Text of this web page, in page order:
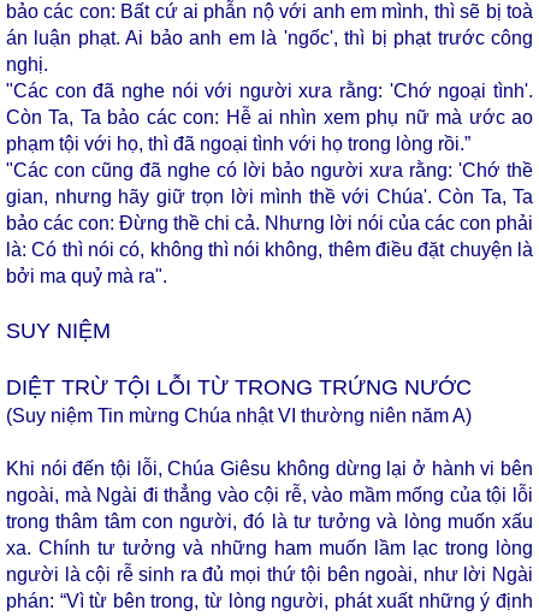
bảo các con: Bất cứ ai phẫn nộ với anh em mình, thì sẽ bị toà
án luận phạt. Ai bảo anh em là 'ngốc', thì bị phạt trước công
nghị.
"Các con đã nghe nói với người xưa rằng: 'Chớ ngoại tình'.
Còn Ta, Ta bảo các con: Hễ ai nhìn xem phụ nữ mà ước ao
phạm tội với họ, thì đã ngoại tình với họ trong lòng rồi.”
"Các con cũng đã nghe có lời bảo người xưa rằng: 'Chớ thề
gian, nhưng hãy giữ trọn lời mình thề với Chúa'. Còn Ta, Ta
bảo các con: Đừng thề chi cả. Nhưng lời nói của các con phải
là: Có thì nói có, không thì nói không, thêm điều đặt chuyện là
bởi ma quỷ mà ra".
SUY NIỆM
DIỆT TRỪ TỘI LỖI TỪ TRONG TRỨNG NƯỚC
(Suy niệm Tin mừng Chúa nhật VI thường niên năm A)
Khi nói đến tội lỗi, Chúa Giêsu không dừng lại ở hành vi bên
ngoài, mà Ngài đi thẳng vào cội rễ, vào mầm mống của tội lỗi
trong thâm tâm con người, đó là tư tưởng và lòng muốn xấu
xa. Chính tư tưởng và những ham muốn lầm lạc trong lòng
người là cội rễ sinh ra đủ mọi thứ tội bên ngoài, như lời Ngài
phán: “Vì từ bên trong, từ lòng người, phát xuất những ý định